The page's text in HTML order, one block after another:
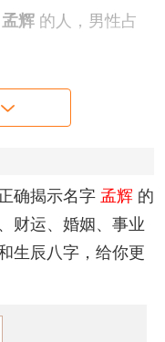
孟辉 的人，男性占
法为
，笔画数为
法为輝 ，笔画数为
五格大吉。
培养人际关系，不
确揭示名字 孟辉 的
财运、婚姻、事业
生辰八字，给你更